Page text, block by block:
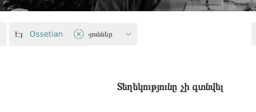
Էթնիկ փոքրամասնություններ
Ossetian
Տեղեկությունը չի գտնվել